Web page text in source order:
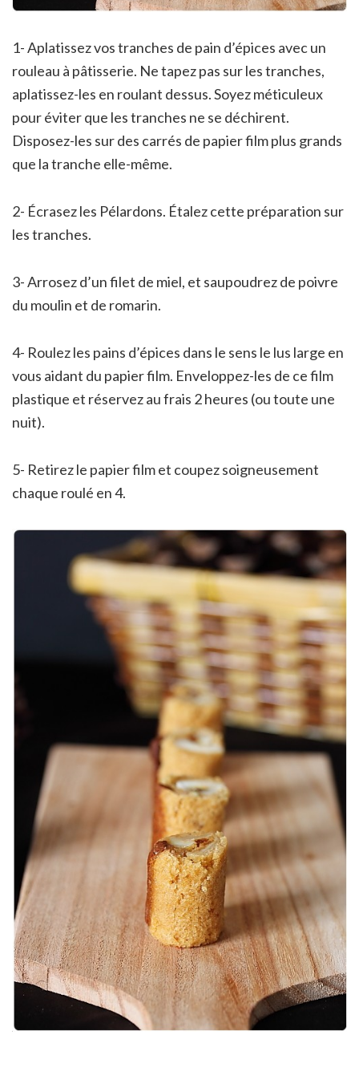
1- Aplatissez vos tranches de pain d’épices avec un
rouleau à pâtisserie. Ne tapez pas sur les tranches,
aplatissez-les en roulant dessus. Soyez méticuleux
pour éviter que les tranches ne se déchirent.
Disposez-les sur des carrés de papier film plus grands
que la tranche elle-même.
2- Écrasez les Pélardons. Étalez cette préparation sur
les tranches.
3- Arrosez d’un filet de miel, et saupoudrez de poivre
du moulin et de romarin.
4- Roulez les pains d’épices dans le sens le lus large en
vous aidant du papier film. Enveloppez-les de ce film
plastique et réservez au frais 2 heures (ou toute une
nuit).
5- Retirez le papier film et coupez soigneusement
chaque roulé en 4.